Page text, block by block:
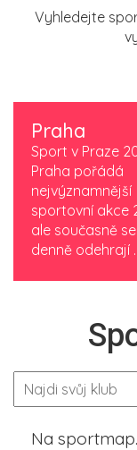
Vyhledejte
Praha
Sport v Praze
Praha pořádá
nejvýznamnější
sportovní akce
ale současně
denně odehrají
Na